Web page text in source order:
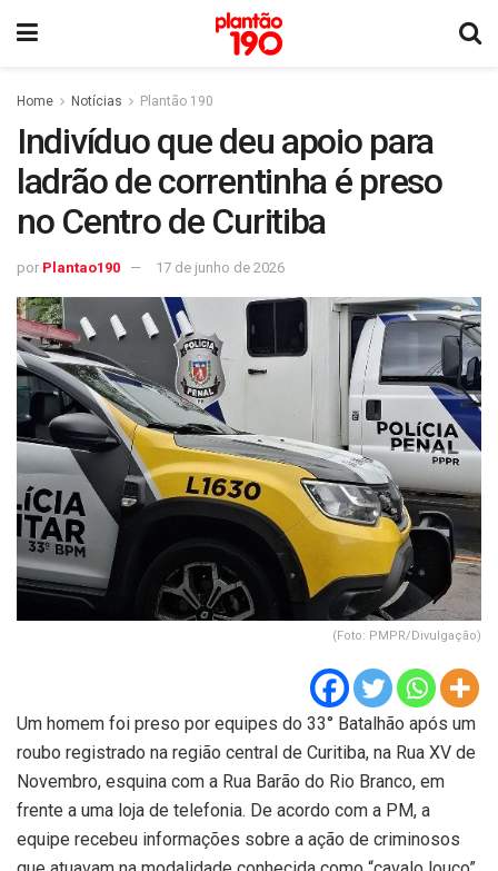
Home Notícias Plantão 190
Indivíduo que deu apoio para
ladrão de correntinha é preso
no Centro de Curitiba
por Plantao190 17 de junho de 2026
(Foto: PMPR/Divulgação)
Um homem foi preso por equipes do 33° Batalhão após um
roubo registrado na região central de Curitiba, na Rua XV de
Novembro, esquina com a Rua Barão do Rio Branco, em
frente a uma loja de telefonia. De acordo com a PM, a
equipe recebeu informações sobre a ação de criminosos